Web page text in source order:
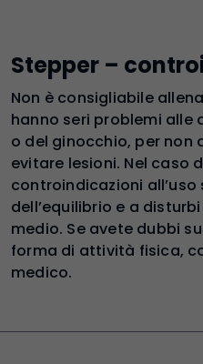
Stepper –
Non è consigliabile
hanno seri problemi alle
o del ginocchio, per non
evitare lesioni. Nel caso
controindicazioni
dell’equilibrio e a
medio. Se avete dubbi
forma di attività fisica,
medico.